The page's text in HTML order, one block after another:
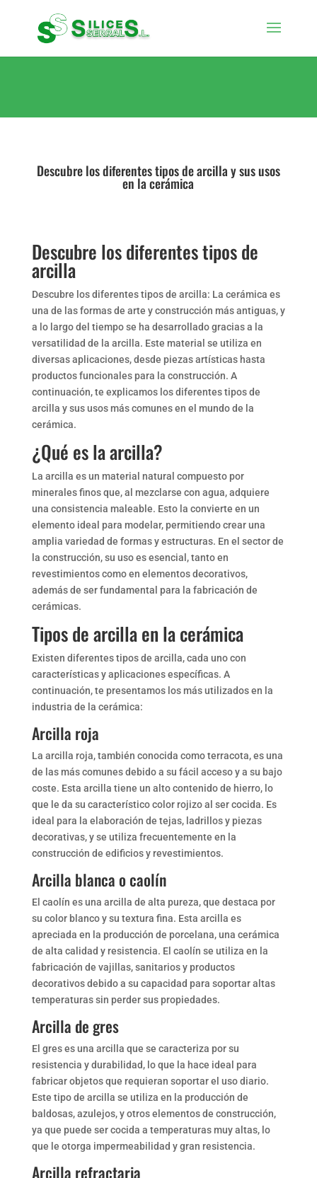
Descubre los diferentes tipos de arcilla y sus usos
en la cerámica
Descubre los diferentes tipos de
arcilla
Descubre los diferentes tipos de arcilla: La cerámica es
una de las formas de arte y construcción más antiguas, y
a lo largo del tiempo se ha desarrollado gracias a la
versatilidad de la arcilla. Este material se utiliza en
diversas aplicaciones, desde piezas artísticas hasta
productos funcionales para la construcción. A
continuación, te explicamos los diferentes tipos de
arcilla y sus usos más comunes en el mundo de la
cerámica.
¿Qué es la arcilla?
La arcilla es un material natural compuesto por
minerales finos que, al mezclarse con agua, adquiere
una consistencia maleable. Esto la convierte en un
elemento ideal para modelar, permitiendo crear una
amplia variedad de formas y estructuras. En el sector de
la construcción, su uso es esencial, tanto en
revestimientos como en elementos decorativos,
además de ser fundamental para la fabricación de
cerámicas.
Tipos de arcilla en la cerámica
Existen diferentes tipos de arcilla, cada uno con
características y aplicaciones específicas. A
continuación, te presentamos los más utilizados en la
industria de la cerámica:
Arcilla roja
La arcilla roja, también conocida como terracota, es una
de las más comunes debido a su fácil acceso y a su bajo
coste. Esta arcilla tiene un alto contenido de hierro, lo
que le da su característico color rojizo al ser cocida. Es
ideal para la elaboración de tejas, ladrillos y piezas
decorativas, y se utiliza frecuentemente en la
construcción de edificios y revestimientos.
Arcilla blanca o caolín
El caolín es una arcilla de alta pureza, que destaca por
su color blanco y su textura fina. Esta arcilla es
apreciada en la producción de porcelana, una cerámica
de alta calidad y resistencia. El caolín se utiliza en la
fabricación de vajillas, sanitarios y productos
decorativos debido a su capacidad para soportar altas
temperaturas sin perder sus propiedades.
Arcilla de gres
El gres es una arcilla que se caracteriza por su
resistencia y durabilidad, lo que la hace ideal para
fabricar objetos que requieran soportar el uso diario.
Este tipo de arcilla se utiliza en la producción de
baldosas, azulejos, y otros elementos de construcción,
ya que puede ser cocida a temperaturas muy altas, lo
que le otorga impermeabilidad y gran resistencia.
Arcilla refractaria